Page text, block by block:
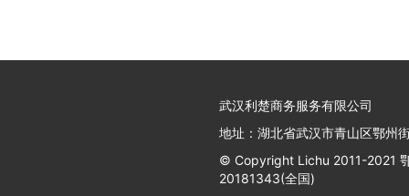
武汉利楚商务服务有限公司
地址：湖北省武汉市青山区鄂州
© Copyright Lichu 2011-2021
20181343(全国)